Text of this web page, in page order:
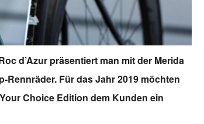
d’Azur präsentiert man mit der Merida
Rennräder. Für das Jahr 2019 möchten
Choice Edition dem Kunden ein